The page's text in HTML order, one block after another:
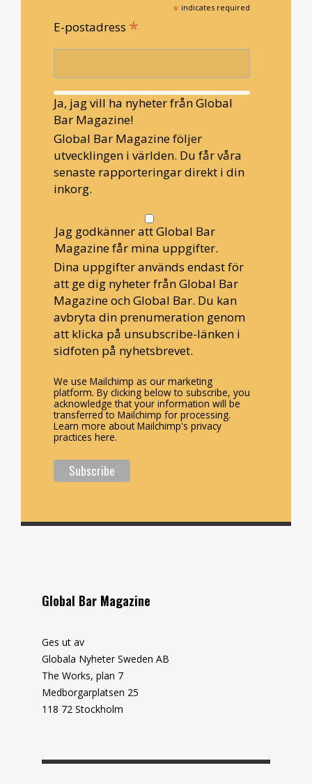
* indicates required
E-postadress *
Ja, jag vill ha nyheter från Global
Bar Magazine!
Global Bar Magazine följer
utvecklingen i världen. Du får våra
senaste rapporteringar direkt i din
inkorg.
Jag godkänner att Global Bar
Magazine får mina uppgifter.
Dina uppgifter används endast för
att ge dig nyheter från Global Bar
Magazine och Global Bar. Du kan
avbryta din prenumeration genom
att klicka på unsubscribe-länken i
sidfoten på nyhetsbrevet.
We use Mailchimp as our marketing
platform. By clicking below to subscribe, you
acknowledge that your information will be
transferred to Mailchimp for processing.
Learn more about Mailchimp's privacy
practices here.
Global Bar Magazine
Ges ut av
Globala Nyheter Sweden AB
The Works, plan 7
Medborgarplatsen 25
118 72 Stockholm